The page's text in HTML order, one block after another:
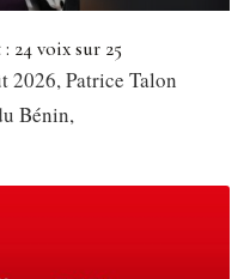
24 voix sur 25
2026, Patrice Talon
Bénin,